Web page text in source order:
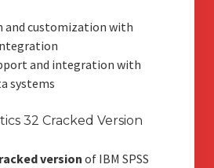
and customization with
and integration with
systems
32 Cracked Version
version of IBM SPSS